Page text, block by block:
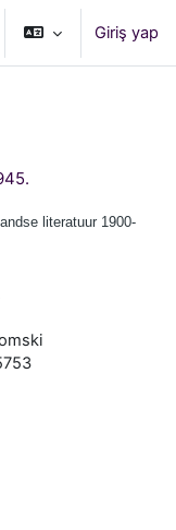
girişini değiştirGiriş yap
literatuur 1900-